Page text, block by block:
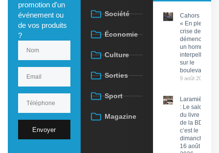
promotion d'un
événement ou
de vos produits
?
Envoyer
Société
Économie
Culture
Sorties
Sport
Magazine
Cahors :
« En pleine
crise de
démence »,
un homme
interpellé
sur le
boulevard
9 août 2026
Laramière
: Le salon
du livre et
de la BD,
c’est le
dimanche
16 août